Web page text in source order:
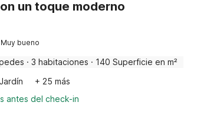
un toque moderno
Muy bueno
· 3 habitaciones · 140 Superficie en m²
Jardín
+ 25 más
antes del check-in